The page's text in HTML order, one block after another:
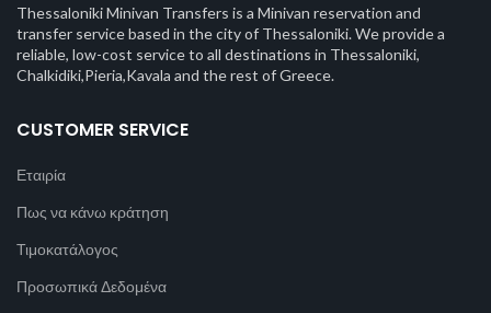
Thessaloniki Minivan Transfers is a Minivan reservation and
transfer service based in the city of Thessaloniki. We provide a
reliable, low-cost service to all destinations in Thessaloniki,
Chalkidiki,Pieria,Kavala and the rest of Greece.
CUSTOMER SERVICE
Εταιρία
Πως να κάνω κράτηση
Τιμοκατάλογος
Προσωπικά Δεδομένα